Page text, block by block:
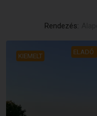
Rendezés:
KIEMELT
ELADÓ